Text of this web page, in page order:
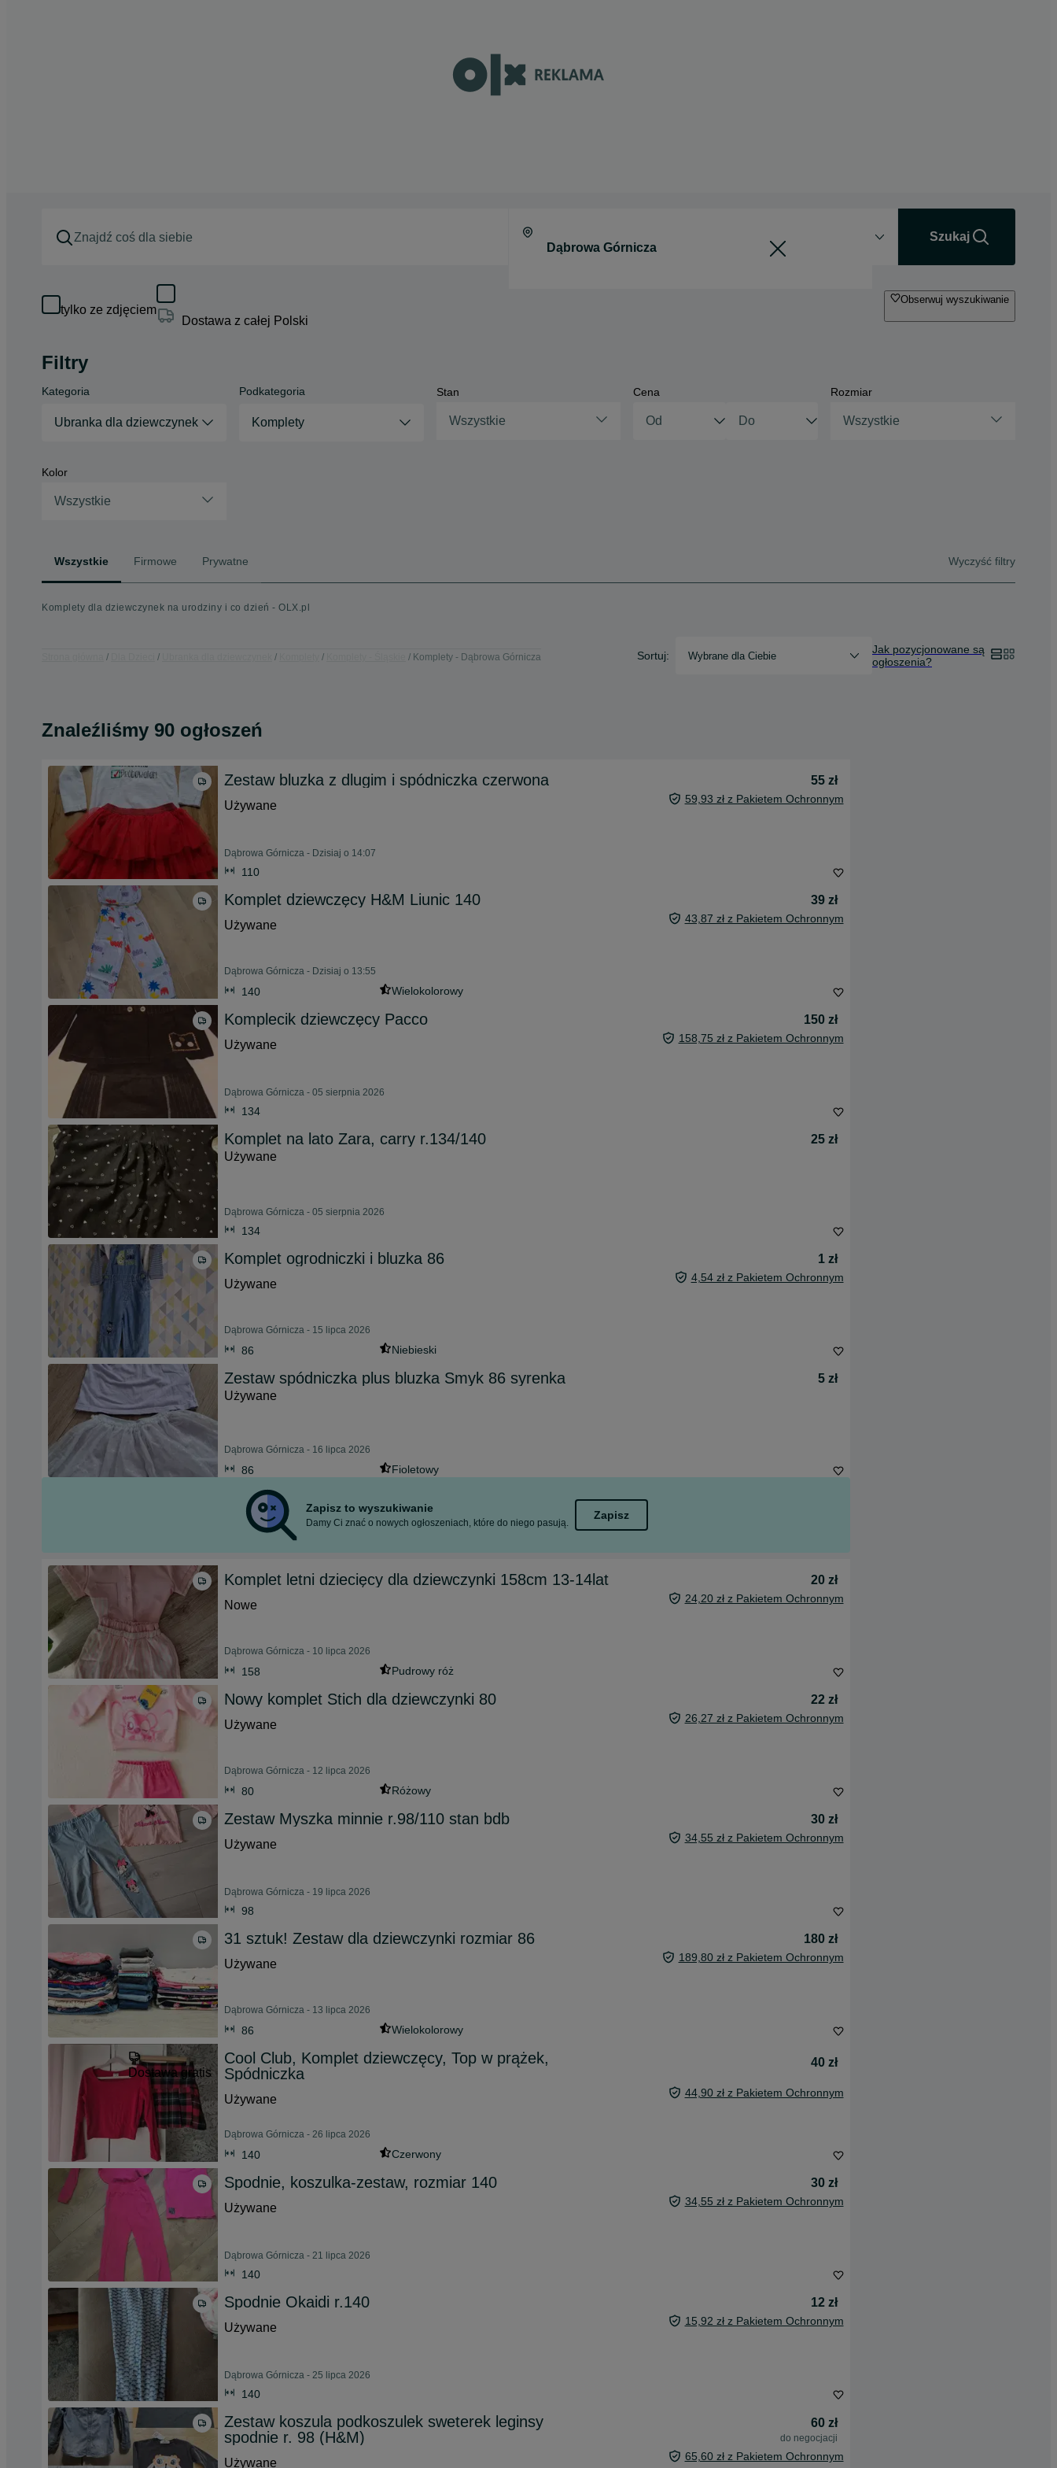
Szukaj
tylko ze zdjęciem
Dostawa z całej Polski
Obserwuj wyszukiwanie
Filtry
Kategoria
Ubranka dla dziewczynek
Podkategoria
Komplety
Stan
Wszystkie
Cena Rozmiar
Wszystkie
Kolor
Wszystkie
Wszystkie Firmowe Prywatne Wyczyść filtry
Komplety dla dziewczynek na urodziny i co dzień - OLX.pl
Komplety - Dąbrowa Górnicza Sortuj: Wybrane dla Ciebie
Jak pozycjonowane są
ogłoszenia?
Znaleźliśmy 90 ogłoszeń
Zestaw bluzka z dlugim i spódniczka czerwona
55 zł
Używane
59,93 zł z Pakietem Ochronnym
Dąbrowa Górnicza - Dzisiaj o 14:07
110
Komplet dziewczęcy H&M Liunic 140
39 zł
Używane
43,87 zł z Pakietem Ochronnym
Dąbrowa Górnicza - Dzisiaj o 13:55
140 Wielokolorowy
Komplecik dziewczęcy Pacco
150 zł
Używane
158,75 zł z Pakietem Ochronnym
Dąbrowa Górnicza - 05 sierpnia 2026
134
Komplet na lato Zara, carry r.134/140
25 zł
Używane
Dąbrowa Górnicza - 05 sierpnia 2026
134
Komplet ogrodniczki i bluzka 86
1 zł
Używane
4,54 zł z Pakietem Ochronnym
Dąbrowa Górnicza - 15 lipca 2026
86 Niebieski
Zestaw spódniczka plus bluzka Smyk 86 syrenka
5 zł
Używane
Dąbrowa Górnicza - 16 lipca 2026
86 Fioletowy
Zapisz to wyszukiwanie
Damy Ci znać o nowych ogłoszeniach, które do niego pasują.
Zapisz
Komplet letni dziecięcy dla dziewczynki 158cm 13-14lat
20 zł
Nowe
24,20 zł z Pakietem Ochronnym
Dąbrowa Górnicza - 10 lipca 2026
158 Pudrowy róż
Nowy komplet Stich dla dziewczynki 80
22 zł
Używane
26,27 zł z Pakietem Ochronnym
Dąbrowa Górnicza - 12 lipca 2026
80 Różowy
Zestaw Myszka minnie r.98/110 stan bdb
30 zł
Używane
34,55 zł z Pakietem Ochronnym
Dąbrowa Górnicza - 19 lipca 2026
98
31 sztuk! Zestaw dla dziewczynki rozmiar 86
180 zł
Używane
189,80 zł z Pakietem Ochronnym
Dąbrowa Górnicza - 13 lipca 2026
86 Wielokolorowy
Dostawa gratis
Cool Club, Komplet dziewczęcy, Top w prążek,
Spódniczka
40 zł
Używane 44,90 zł z Pakietem Ochronnym
Dąbrowa Górnicza - 26 lipca 2026
140 Czerwony
Spodnie, koszulka-zestaw, rozmiar 140
30 zł
Używane
34,55 zł z Pakietem Ochronnym
Dąbrowa Górnicza - 21 lipca 2026
140
Spodnie Okaidi r.140
12 zł
Używane
15,92 zł z Pakietem Ochronnym
Dąbrowa Górnicza - 25 lipca 2026
140
Zestaw koszula podkoszulek sweterek leginsy
spodnie r. 98 (H&M)
60 zł
do negocjacji
Używane 65,60 zł z Pakietem Ochronnym